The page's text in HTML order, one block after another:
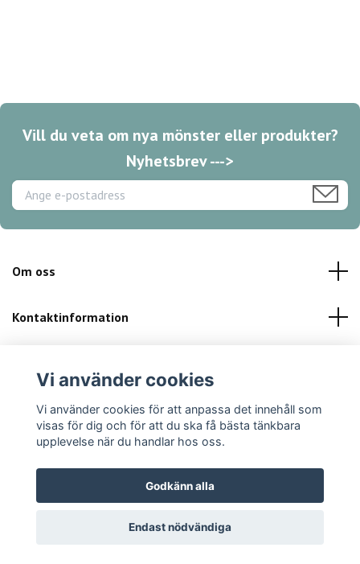
Vill du veta om nya mönster eller produkter?
Nyhetsbrev --->
Om oss
Kontaktinformation
Sociala medier
© 2026 Finibikini.se Powered by Quickbutik
Vi använder cookies
Vi använder cookies för att anpassa det innehåll som
visas för dig och för att du ska få bästa tänkbara
upplevelse när du handlar hos oss.
Godkänn alla
Endast nödvändiga